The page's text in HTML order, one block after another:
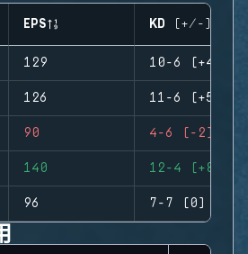
EPS KD (+/-)
129 10-6 (+4)
126 11-6 (+5)
90 4-6 (-2)
140 12-4 (+8)
96 7-7 (0)